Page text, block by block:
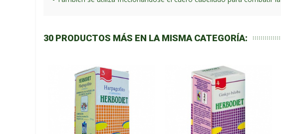
30 PRODUCTOS MÁS EN LA MISMA CATEGORÍA: